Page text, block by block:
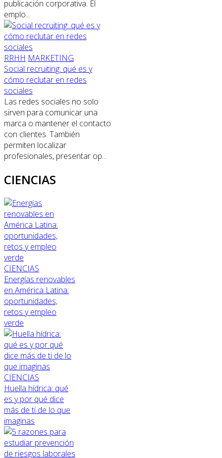
publicación corporativa. El
emplo...
RRHH MARKETING
Social recruiting: qué es y
cómo reclutar en redes
sociales
Las redes sociales no solo
sirven para comunicar una
marca o mantener el contacto
con clientes. También
permiten localizar
profesionales, presentar op...
CIENCIAS
CIENCIAS
Energías renovables
en América Latina:
oportunidades,
retos y empleo
verde
CIENCIAS
Huella hídrica: qué
es y por qué dice
más de ti de lo que
imaginas